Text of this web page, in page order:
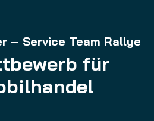
– Service Team Rallye
für